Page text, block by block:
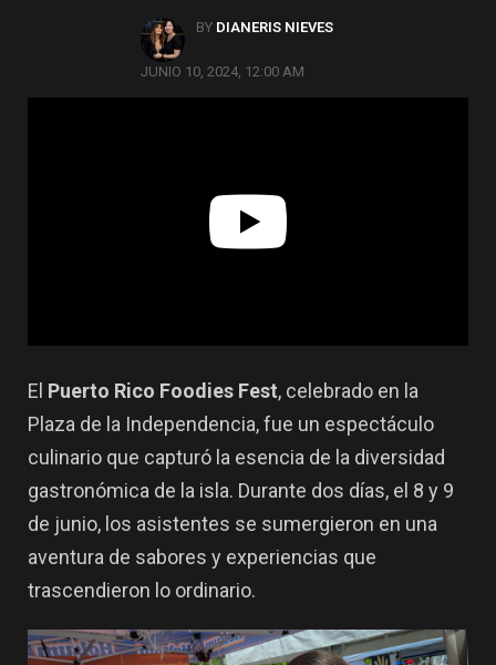
BY DIANERIS NIEVES
JUNIO 10, 2024, 12:00 AM
El Puerto Rico Foodies Fest, celebrado en la
Plaza de la Independencia, fue un espectáculo
culinario que capturó la esencia de la diversidad
gastronómica de la isla. Durante dos días, el 8 y 9
de junio, los asistentes se sumergieron en una
aventura de sabores y experiencias que
trascendieron lo ordinario.